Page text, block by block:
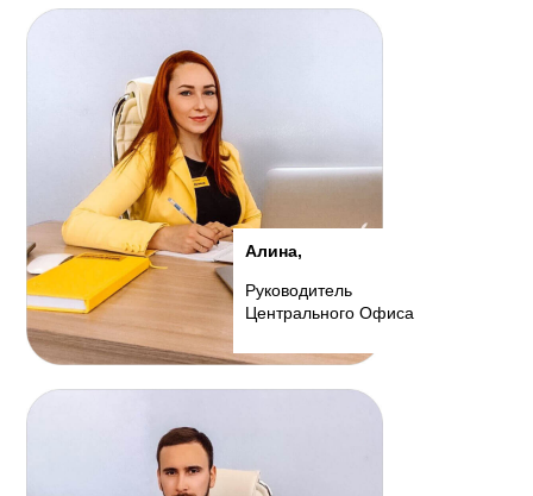
Алина,
Руководитель
Центрального Офиса